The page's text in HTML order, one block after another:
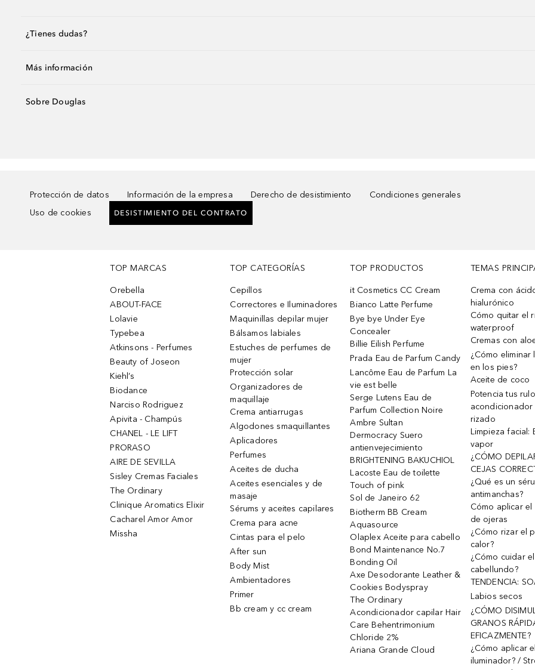
¿Tienes dudas?
Más información
Sobre Douglas
Protección de datos Información de la empresa Derecho de desistimiento
Condiciones generales
Uso de cookies
DESISTIMIENTO DEL CONTRATO
TOP MARCAS
Orebella
ABOUT-FACE
Lolavie
Typebea
Atkinsons - Perfumes
Beauty of Joseon
Kiehl’s
Biodance
Narciso Rodriguez
Apivita - Champús
CHANEL - LE LIFT
PRORASO
AIRE DE SEVILLA
Sisley Cremas Faciales
The Ordinary
Clinique Aromatics Elixir
Cacharel Amor Amor
Missha
TOP CATEGORÍAS
Cepillos
Correctores e Iluminadores
Maquinillas depilar mujer
Bálsamos labiales
Estuches de perfumes de
mujer
Protección solar
Organizadores de
maquillaje
Crema antiarrugas
Algodones smaquillantes
Aplicadores
Perfumes
Aceites de ducha
Aceites esenciales y de
masaje
Sérums y aceites capilares
Crema para acne
Cintas para el pelo
After sun
Body Mist
Ambientadores
Primer
Bb cream y cc cream
TOP PRODUCTOS
it Cosmetics CC Cream
Bianco Latte Perfume
Bye bye Under Eye
Concealer
Billie Eilish Perfume
Prada Eau de Parfum Candy
Lancôme Eau de Parfum La
vie est belle
Serge Lutens Eau de
Parfum Collection Noire
Ambre Sultan
Dermocracy Suero
antienvejecimiento
BRIGHTENING BAKUCHIOL
Lacoste Eau de toilette
Touch of pink
Sol de Janeiro 62
Biotherm BB Cream
Aquasource
Olaplex Aceite para cabello
Bond Maintenance No.7
Bonding Oil
Axe Desodorante Leather &
Cookies Bodyspray
The Ordinary
Acondicionador capilar Hair
Care Behentrimonium
Chloride 2%
Ariana Grande Cloud
TEMAS
Crema con
hialurónico
Cómo quitar el
waterproof
Cremas con
¿Cómo eliminar
en los pies?
Aceite de coco
Potencia tus
rizado
Limpieza facial:
vapor
¿CÓMO
CEJAS
¿Qué es un
antimanchas?
Cómo aplicar
de ojeras
¿Cómo rizar el
calor?
¿Cómo cuidar
cabellundo?
TENDENCIA:
Labios secos
¿CÓMO
GRANOS
EFICAZMENTE?
¿Cómo aplicar el
iluminador? /